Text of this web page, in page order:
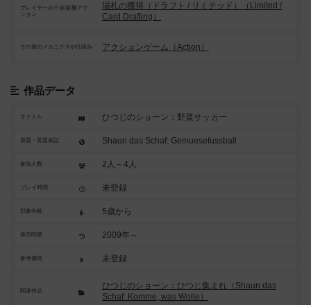
プレイヤーの干渉/影響アク
ション
場札の獲得（ドラフト / リミテッド）（Limited /
Card Drafting）
その他のメカニクスや仕組み アクションゲーム（Action）
作品データ
タイトル ひつじのショーン：野菜サッカー
原題・英題表記 Shaun das Schaf: Gemuesefussball
参加人数 2人～4人
プレイ時間 未登録
対象年齢 5歳から
発売時期 2009年～
参考価格 未登録
関連作品
ひつじのショーン：ひつじ集まれ（Shaun das
Schaf: Komme, was Wolle）